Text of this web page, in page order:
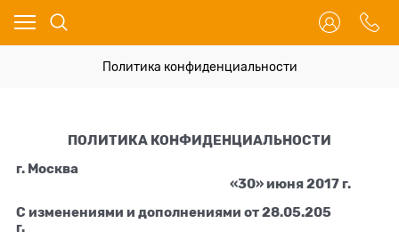
Политика конфиденциальности
ПОЛИТИКА КОНФИДЕНЦИАЛЬНОСТИ
г. Москва
«30» июня 2017 г.
С изменениями и дополнениями от 28.05.205
г.